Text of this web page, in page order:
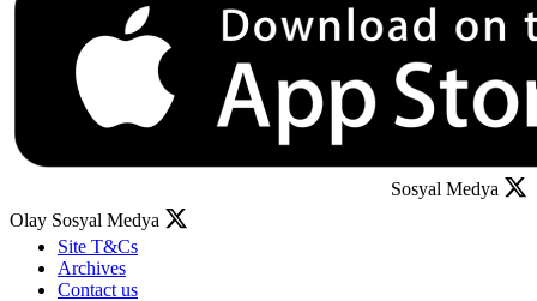
Sosyal Medya
Olay Sosyal Medya
Site T&Cs
Archives
Contact us